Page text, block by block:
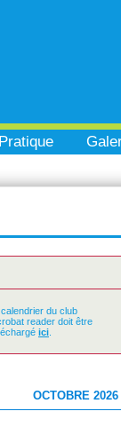
Pratique
du club
reader doit être
ici
OCTOBRE 2026